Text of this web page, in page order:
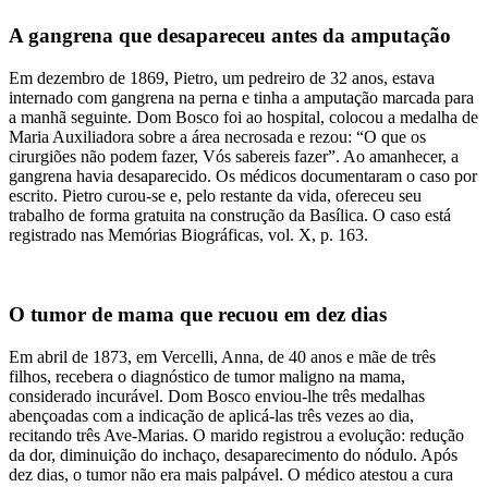
A gangrena que desapareceu antes da amputação
Em dezembro de 1869, Pietro, um pedreiro de 32 anos, estava
internado com gangrena na perna e tinha a amputação marcada para
a manhã seguinte. Dom Bosco foi ao hospital, colocou a medalha de
Maria Auxiliadora sobre a área necrosada e rezou: “O que os
cirurgiões não podem fazer, Vós sabereis fazer”. Ao amanhecer, a
gangrena havia desaparecido. Os médicos documentaram o caso por
escrito. Pietro curou-se e, pelo restante da vida, ofereceu seu
trabalho de forma gratuita na construção da Basílica. O caso está
registrado nas Memórias Biográficas, vol. X, p. 163.
O tumor de mama que recuou em dez dias
Em abril de 1873, em Vercelli, Anna, de 40 anos e mãe de três
filhos, recebera o diagnóstico de tumor maligno na mama,
considerado incurável. Dom Bosco enviou-lhe três medalhas
abençoadas com a indicação de aplicá-las três vezes ao dia,
recitando três Ave-Marias. O marido registrou a evolução: redução
da dor, diminuição do inchaço, desaparecimento do nódulo. Após
dez dias, o tumor não era mais palpável. O médico atestou a cura